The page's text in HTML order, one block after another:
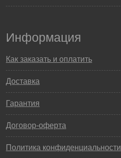
Информация
Как заказать и оплатить
Доставка
Гарантия
Договор-оферта
Политика конфиденциальности